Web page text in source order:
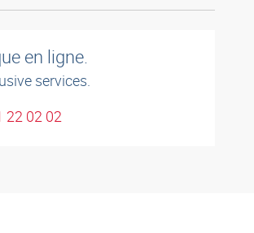
en ligne.
services.
22 02 02